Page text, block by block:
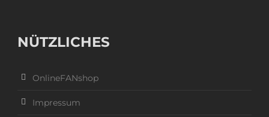
NÜTZLICHES
OnlineFANshop
Impressum